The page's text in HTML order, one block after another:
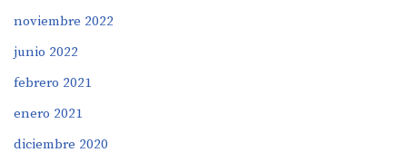
noviembre 2022
junio 2022
febrero 2021
enero 2021
diciembre 2020